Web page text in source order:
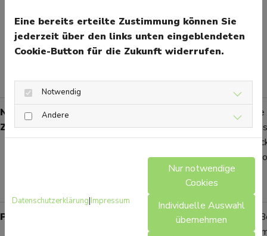
Kombination
mit
Haarausfall
Müdigkeit
Nährstoffmängel (Biotin,
Zink)
Schwächung
der
Nagelstruktur,
langsames
Wachstum
nach
oder
Pilzinfektion (Nagelpilz)
Der Nagel
Lokale
Eine bereits erteilte Zustimmung können Sie
jederzeit über den links unten eingeblendeten
Cookie-Button für die Zukunft widerrufen.
Notwendig
Andere
Datenschutzerklärung|Impressum
Nur notwendige
Cookies
Individuelle Auswahl
übernehmen